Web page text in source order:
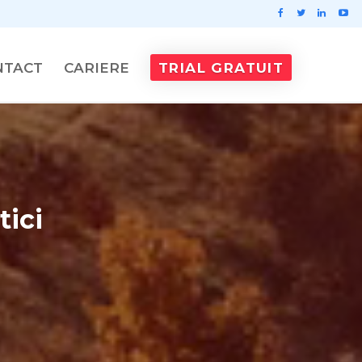
CARIERE TRIAL GRATUIT